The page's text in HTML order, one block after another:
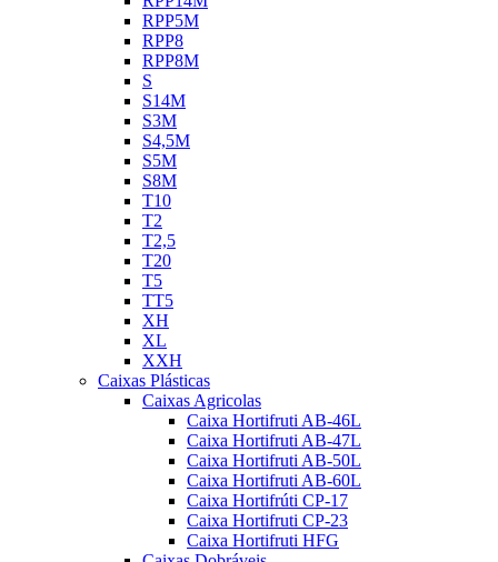
RPP5M
RPP8
RPP8M
S
S14M
S3M
S4,5M
S5M
S8M
T10
T2
T2,5
T20
T5
TT5
XH
XL
XXH
Caixas Plásticas
Caixas Agricolas
Caixa Hortifruti AB-46L
Caixa Hortifruti AB-47L
Caixa Hortifruti AB-50L
Caixa Hortifruti AB-60L
Caixa Hortifrúti CP-17
Caixa Hortifruti CP-23
Caixa Hortifruti HFG